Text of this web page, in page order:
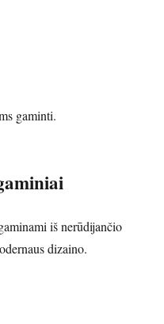
gaminti.
iš nerūdijančio
dizaino.